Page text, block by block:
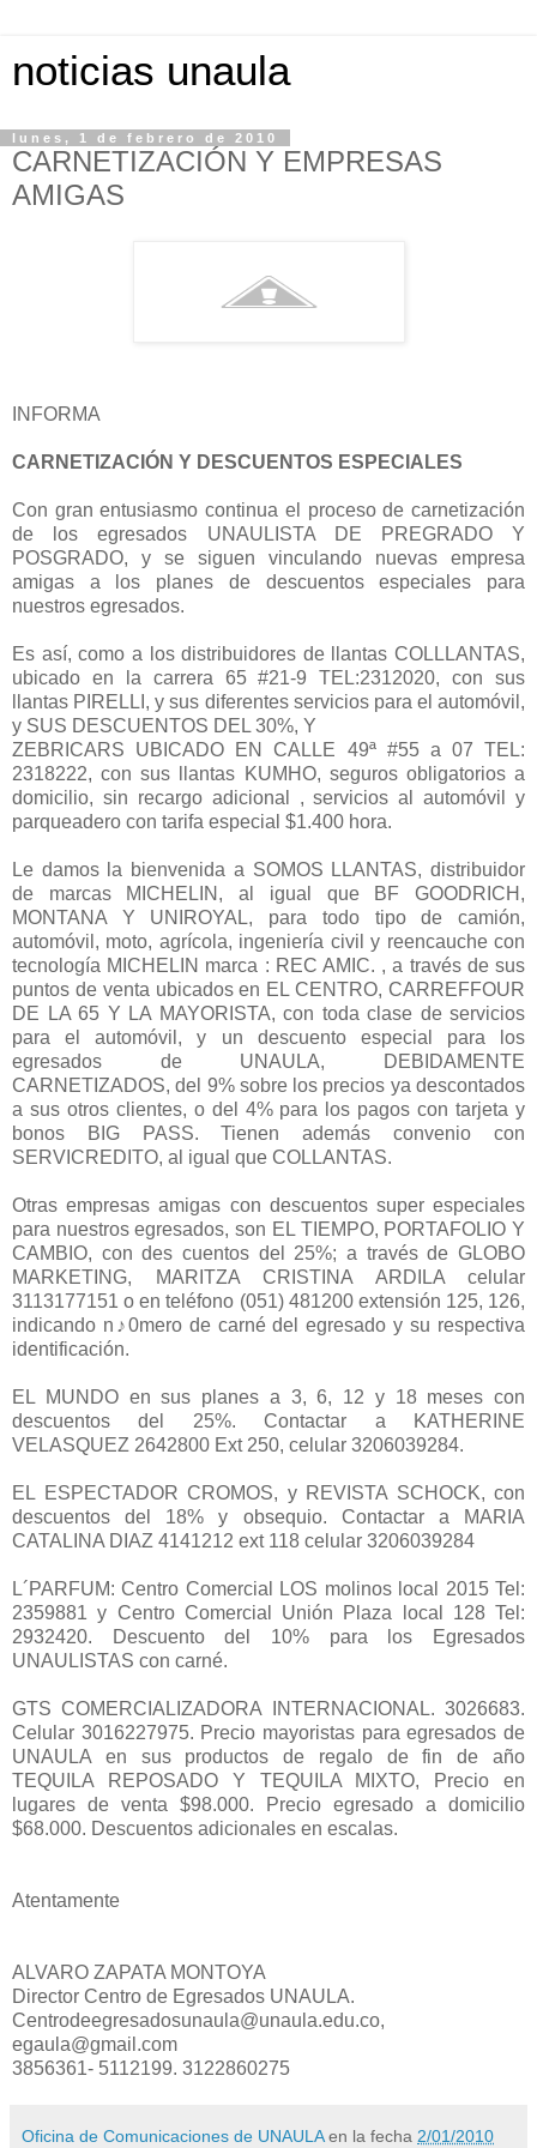
noticias unaula
lunes, 1 de febrero de 2010
CARNETIZACIÓN Y EMPRESAS
AMIGAS
INFORMA
CARNETIZACIÓN Y DESCUENTOS ESPECIALES
Con gran entusiasmo continua el proceso de carnetización
de los egresados UNAULISTA DE PREGRADO Y
POSGRADO, y se siguen vinculando nuevas empresa
amigas a los planes de descuentos especiales para
nuestros egresados.
Es así, como a los distribuidores de llantas COLLLANTAS,
ubicado en la carrera 65 #21-9 TEL:2312020, con sus
llantas PIRELLI, y sus diferentes servicios para el automóvil,
y SUS DESCUENTOS DEL 30%, Y
ZEBRICARS UBICADO EN CALLE 49ª #55 a 07 TEL:
2318222, con sus llantas KUMHO, seguros obligatorios a
domicilio, sin recargo adicional , servicios al automóvil y
parqueadero con tarifa especial $1.400 hora.
Le damos la bienvenida a SOMOS LLANTAS, distribuidor
de marcas MICHELIN, al igual que BF GOODRICH,
MONTANA Y UNIROYAL, para todo tipo de camión,
automóvil, moto, agrícola, ingeniería civil y reencauche con
tecnología MICHELIN marca : REC AMIC. , a través de sus
puntos de venta ubicados en EL CENTRO, CARREFFOUR
DE LA 65 Y LA MAYORISTA, con toda clase de servicios
para el automóvil, y un descuento especial para los
egresados de UNAULA, DEBIDAMENTE
CARNETIZADOS, del 9% sobre los precios ya descontados
a sus otros clientes, o del 4% para los pagos con tarjeta y
bonos BIG PASS. Tienen además convenio con
SERVICREDITO, al igual que COLLANTAS.
Otras empresas amigas con descuentos super especiales
para nuestros egresados, son EL TIEMPO, PORTAFOLIO Y
CAMBIO, con des cuentos del 25%; a través de GLOBO
MARKETING, MARITZA CRISTINA ARDILA celular
3113177151 o en teléfono (051) 481200 extensión 125, 126,
indicando n♪0mero de carné del egresado y su respectiva
identificación.
EL MUNDO en sus planes a 3, 6, 12 y 18 meses con
descuentos del 25%. Contactar a KATHERINE
VELASQUEZ 2642800 Ext 250, celular 3206039284.
EL ESPECTADOR CROMOS, y REVISTA SCHOCK, con
descuentos del 18% y obsequio. Contactar a MARIA
CATALINA DIAZ 4141212 ext 118 celular 3206039284
L´PARFUM: Centro Comercial LOS molinos local 2015 Tel:
2359881 y Centro Comercial Unión Plaza local 128 Tel:
2932420. Descuento del 10% para los Egresados
UNAULISTAS con carné.
GTS COMERCIALIZADORA INTERNACIONAL. 3026683.
Celular 3016227975. Precio mayoristas para egresados de
UNAULA en sus productos de regalo de fin de año
TEQUILA REPOSADO Y TEQUILA MIXTO, Precio en
lugares de venta $98.000. Precio egresado a domicilio
$68.000. Descuentos adicionales en escalas.
Atentamente
ALVARO ZAPATA MONTOYA
Director Centro de Egresados UNAULA.
Centrodeegresadosunaula@unaula.edu.co,
egaula@gmail.com
3856361- 5112199. 3122860275
Oficina de Comunicaciones de UNAULA en la fecha 2/01/2010